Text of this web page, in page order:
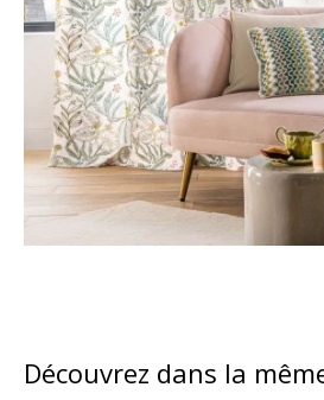
Découvrez dans la